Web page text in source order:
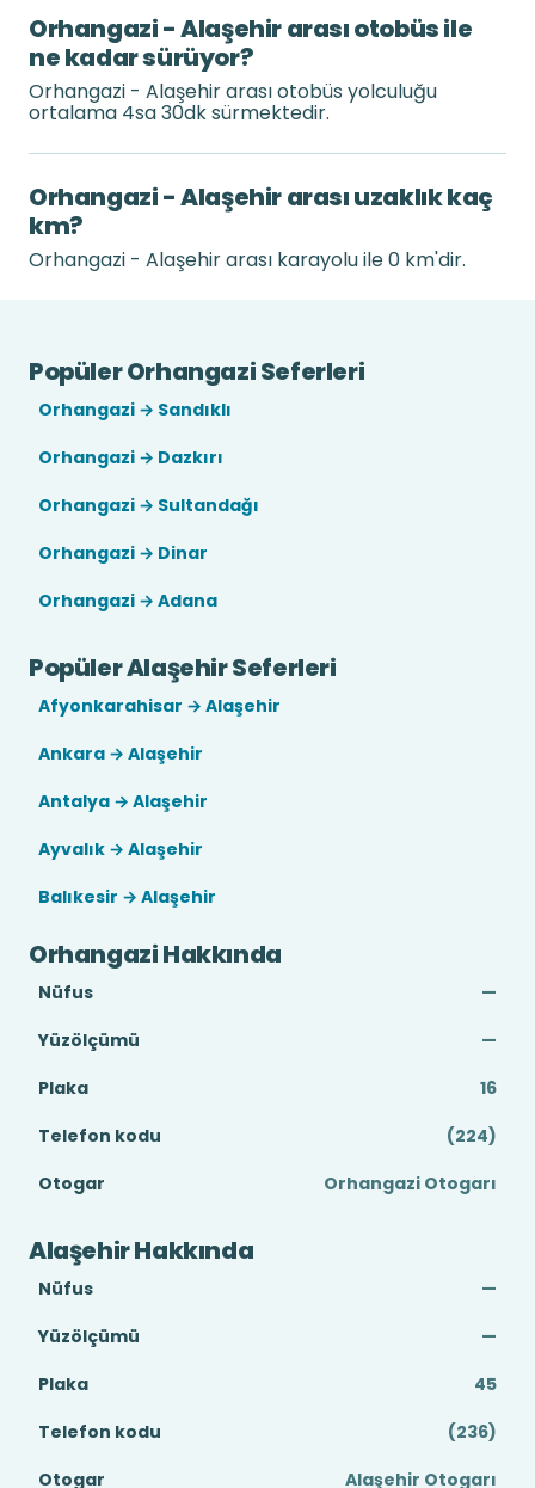
Orhangazi - Alaşehir arası otobüs ile
ne kadar sürüyor?
Orhangazi - Alaşehir arası otobüs yolculuğu
ortalama 4sa 30dk sürmektedir.
Orhangazi - Alaşehir arası uzaklık kaç
km?
Orhangazi - Alaşehir arası karayolu ile 0 km'dir.
Popüler Orhangazi Seferleri
Orhangazi → Sandıklı
Orhangazi → Dazkırı
Orhangazi → Sultandağı
Orhangazi → Dinar
Orhangazi → Adana
Popüler Alaşehir Seferleri
Afyonkarahisar → Alaşehir
Ankara → Alaşehir
Antalya → Alaşehir
Ayvalık → Alaşehir
Balıkesir → Alaşehir
Orhangazi Hakkında
Nüfus
—
Yüzölçümü
—
Plaka
16
Telefon kodu
(224)
Otogar
Orhangazi Otogarı
Alaşehir Hakkında
Nüfus
—
Yüzölçümü
—
Plaka
45
Telefon kodu
(236)
Otogar
Alaşehir Otogarı